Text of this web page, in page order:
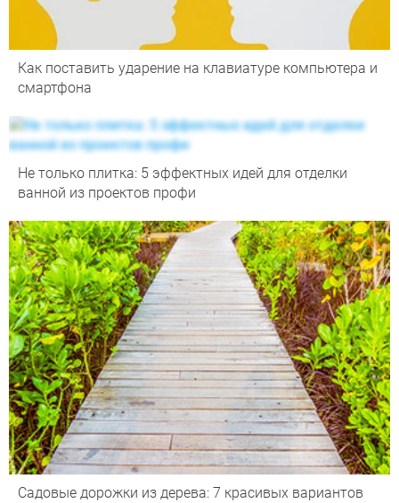
Как поставить ударение на клавиатуре компьютера и
смартфона
Не только плитка: 5 эффектных идей для отделки
ванной из проектов профи
Садовые дорожки из дерева: 7 красивых вариантов